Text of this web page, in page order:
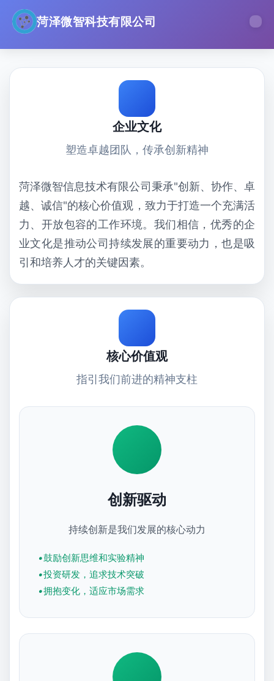
菏泽微智科技有限公司
企业文化
塑造卓越团队，传承创新精神
菏泽微智信息技术有限公司秉承"创新、协作、卓
越、诚信"的核心价值观，致力于打造一个充满活
力、开放包容的工作环境。我们相信，优秀的企
业文化是推动公司持续发展的重要动力，也是吸
引和培养人才的关键因素。
核心价值观
指引我们前进的精神支柱
创新驱动
持续创新是我们发展的核心动力
鼓励创新思维和实验精神
投资研发，追求技术突破
拥抱变化，适应市场需求